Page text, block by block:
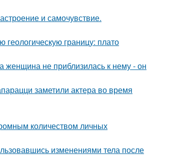
и самочувствие.
границу: плато
не приблизилась к нему - он
заметили актера во время
количеством личных
изменениями тела после